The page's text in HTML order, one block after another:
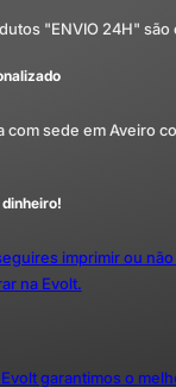
"ENVIO 24H"
sede em Aveiro
imprimir ou
na Evolt.
Evolt garantimos o